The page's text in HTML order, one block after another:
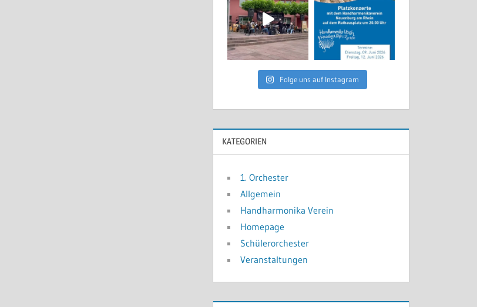
Folge uns auf Instagram
KATEGORIEN
1. Orchester
Allgemein
Handharmonika Verein
Homepage
Schülerorchester
Veranstaltungen